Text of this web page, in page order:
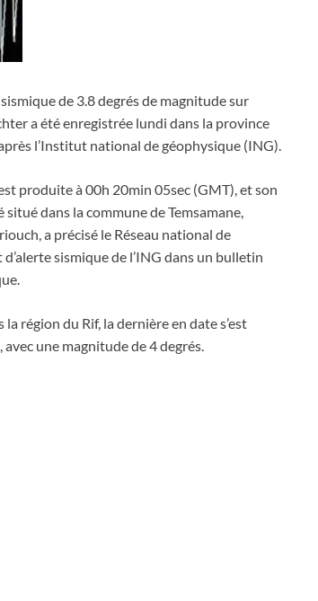
de 3.8 degrés de magnitude sur
a été enregistrée lundi dans la province
l’Institut national de géophysique (ING).
produite à 00h 20min 05sec (GMT), et son
situé dans la commune de Temsamane,
a précisé le Réseau national de
sismique de l’ING dans un bulletin
région du Rif, la dernière en date s’est
une magnitude de 4 degrés.